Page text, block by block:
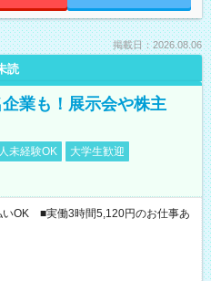
掲載日：2026.08.06
読
業も！展示会や株主
未経験OK
大学生歓迎
OK ■実働3時間5,120円のお仕事あ